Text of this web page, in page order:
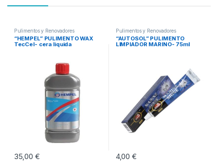
Pulimentos y Renovadores
“HEMPEL” PULIMENTO WAX
TecCel- cera liquida
35,00 €
Pulimentos y Renovadores
“AUTOSOL” PULIMENTO
LIMPIADOR MARINO- 75ml
4,00€